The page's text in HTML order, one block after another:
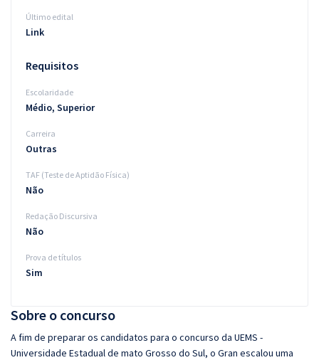
Sobre o concurso
A fim de preparar os candidatos para o concurso da UEMS -
Universidade Estadual de mato Grosso do Sul, o Gran escalou uma
Último edital
Link
Requisitos
Escolaridade
Médio, Superior
Carreira
Outras
TAF (Teste de Aptidão Física)
Não
Redação Discursiva
Não
Prova de títulos
Sim